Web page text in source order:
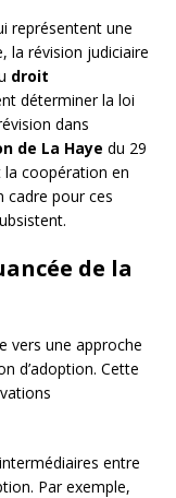
représentent une
la révision judiciaire
droit
déterminer la loi
dans
de La Haye du 29
coopération en
cadre pour ces
de la
vers une approche
d’adoption. Cette
entre
Par exemple,